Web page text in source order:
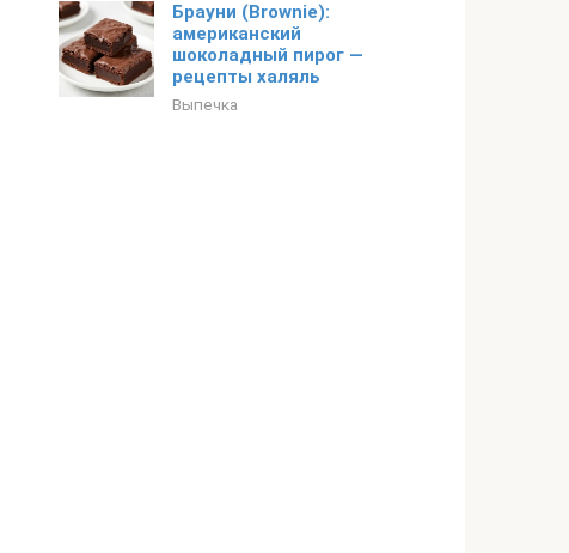
Брауни (Brownie):
американский
шоколадный пирог —
рецепты халяль
Выпечка